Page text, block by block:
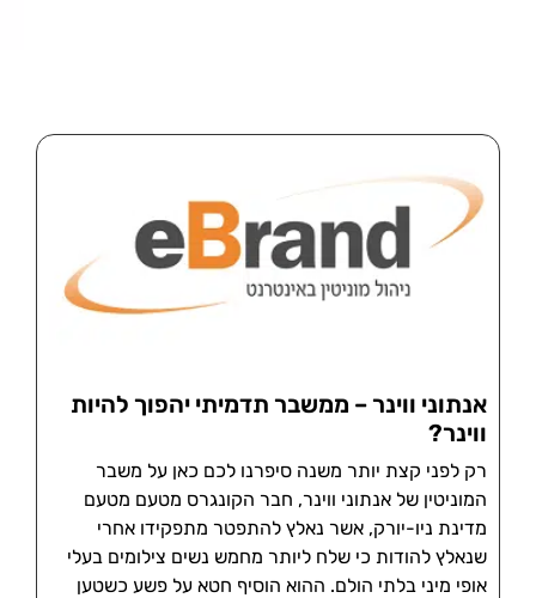
אנתוני ווינר – ממשבר תדמיתי יהפוך להיות
ווינר?
רק לפני קצת יותר משנה סיפרנו לכם כאן על משבר
המוניטין של אנתוני ווינר, חבר הקונגרס מטעם מטעם
מדינת ניו-יורק, אשר נאלץ להתפטר מתפקידו אחרי
שנאלץ להודות כי שלח ליותר מחמש נשים צילומים בעלי
אופי מיני בלתי הולם. ההוא הוסיף חטא על פשע כשטען